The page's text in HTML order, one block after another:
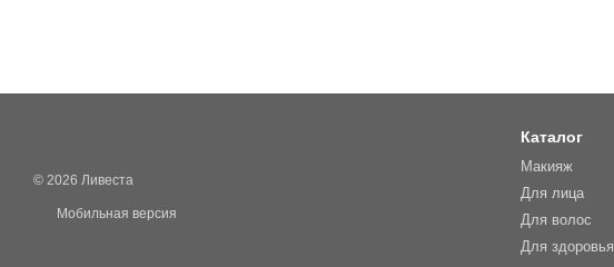
© 2026 Ливеста
Мобильная версия
Каталог
Макияж
Для лица
Для волос
Для здоровья